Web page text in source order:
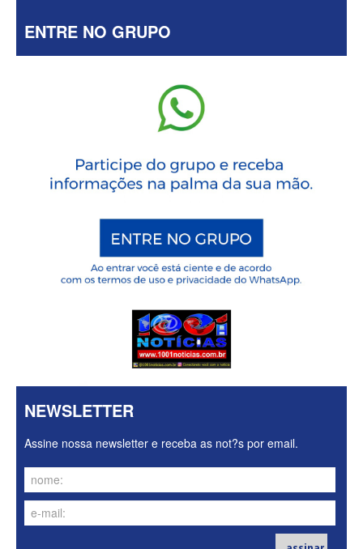
ENTRE NO GRUPO
NEWSLETTER
Assine nossa newsletter e receba as not?s por email.